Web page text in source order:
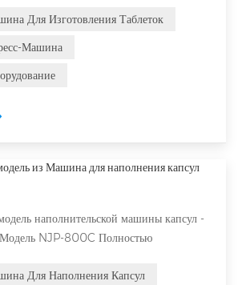
плесень - титановое покрытие,
Планшетный пресс-машинаИ открытый
Для Изготовления Таблеток
Машина
из Машина для наполнения капсул
наполнительской машины капсул -
NJP-800C Полностью
одна из богатых упаковочных
Для Наполнения Капсул